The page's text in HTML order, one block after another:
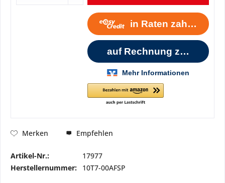
Merken Empfehlen
Artikel-Nr.:
17977
Herstellernummer:
10T7-00AFSP